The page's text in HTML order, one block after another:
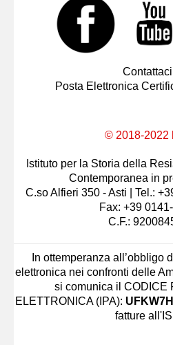
Contattaci
Posta Elettronica
© 2018-2022
Istituto per la Storia della
Contemporanea in
C.so Alfieri 350 - Asti | Tel.:
Fax: +39
C.F.:
In ottemperanza all’obbligo
elettronica nei confronti delle
si comunica il CODICE
ELETTRONICA (IPA): UFKW7H
fatture